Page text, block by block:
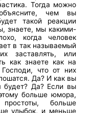
Тогда можно
чем вы
такой реакции
знаете, мы какими-
когда человек
в так называемый
заставлять, или
как знаете как на
что от них
Да? И как вы
будет? Да? Если вы
больше юмора,
больше
улыбок, и меньше